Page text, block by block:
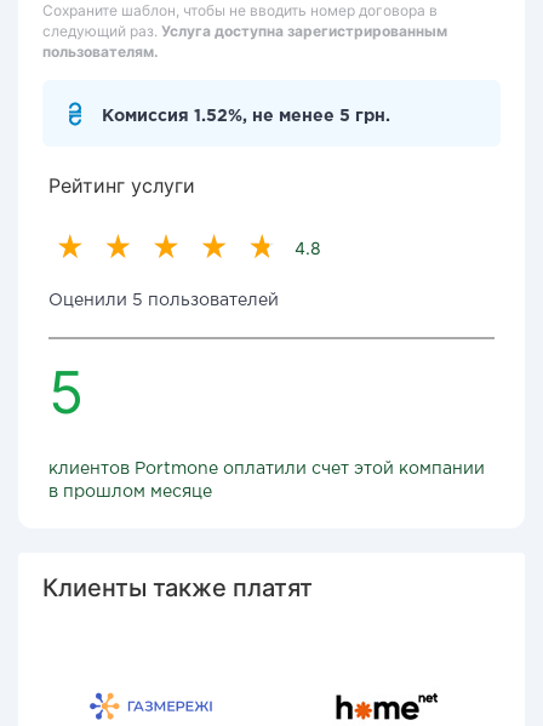
Сохраните шаблон, чтобы не вводить номер договора в
следующий раз. Услуга доступна зарегистрированным
пользователям.
Комиссия 1.52%, не менее 5 грн.
Рейтинг услуги
4.8
Оценили 5 пользователей
5
клиентов Portmone оплатили счет этой компании
в прошлом месяце
Клиенты также платят